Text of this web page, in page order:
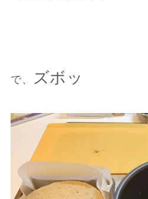
で、 ズボッ